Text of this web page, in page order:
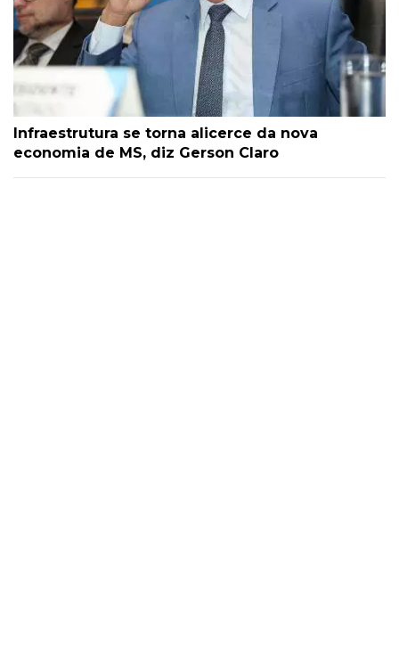
Infraestrutura se torna alicerce da nova
economia de MS, diz Gerson Claro